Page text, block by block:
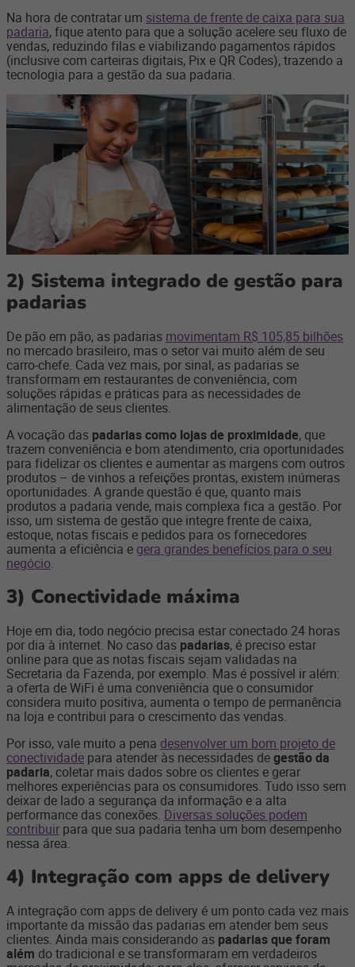
Na hora de contratar um sistema de frente de caixa para sua
padaria, fique atento para que a solução acelere seu fluxo de
vendas, reduzindo filas e viabilizando pagamentos rápidos
(inclusive com carteiras digitais, Pix e QR Codes), trazendo a
tecnologia para a gestão da sua padaria.
2) Sistema integrado de gestão para
padarias
De pão em pão, as padarias movimentam R$ 105,85 bilhões
no mercado brasileiro, mas o setor vai muito além de seu
carro-chefe. Cada vez mais, por sinal, as padarias se
transformam em restaurantes de conveniência, com
soluções rápidas e práticas para as necessidades de
alimentação de seus clientes.
A vocação das padarias como lojas de proximidade, que
trazem conveniência e bom atendimento, cria oportunidades
para fidelizar os clientes e aumentar as margens com outros
produtos – de vinhos a refeições prontas, existem inúmeras
oportunidades. A grande questão é que, quanto mais
produtos a padaria vende, mais complexa fica a gestão. Por
isso, um sistema de gestão que integre frente de caixa,
estoque, notas fiscais e pedidos para os fornecedores
aumenta a eficiência e gera grandes benefícios para o seu
negócio.
3) Conectividade máxima
Hoje em dia, todo negócio precisa estar conectado 24 horas
por dia à internet. No caso das padarias, é preciso estar
online para que as notas fiscais sejam validadas na
Secretaria da Fazenda, por exemplo. Mas é possível ir além:
a oferta de WiFi é uma conveniência que o consumidor
considera muito positiva, aumenta o tempo de permanência
na loja e contribui para o crescimento das vendas.
Por isso, vale muito a pena desenvolver um bom projeto de
conectividade para atender às necessidades degestão da
padaria, coletar mais dados sobre os clientes e gerar
melhores experiências para os consumidores. Tudo isso sem
deixar de lado a segurança da informação e a alta
performance das conexões. Diversas soluções podem
contribuir para que sua padaria tenha um bom desempenho
nessa área.
4) Integração com apps de delivery
A integração com apps de delivery é um ponto cada vez mais
importante da missão das padarias em atender bem seus
clientes. Ainda mais considerando as padarias que foram
além do tradicional e se transformaram em verdadeiros